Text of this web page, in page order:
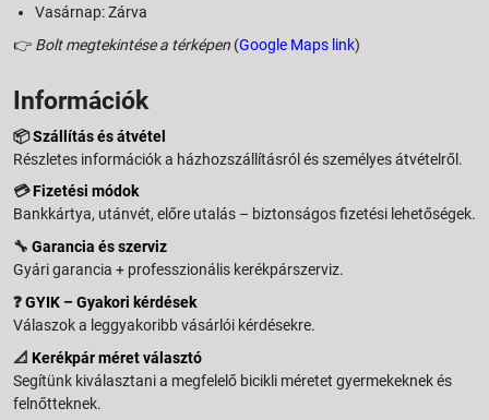
Vasárnap: Zárva
👉 Bolt megtekintése a térképen (Google Maps link)
Információk
📦Szállítás és átvétel
Részletes információk a házhozszállításról és személyes átvételről.
💳Fizetési módok
Bankkártya, utánvét, előre utalás – biztonságos fizetési lehetőségek.
🔧 Garancia és szerviz
Gyári garancia + professzionális kerékpárszerviz.
❓GYIK – Gyakori kérdések
Válaszok a leggyakoribb vásárlói kérdésekre.
📐 Kerékpár méret választó
Segítünk kiválasztani a megfelelő bicikli méretet gyermekeknek és
felnőtteknek.